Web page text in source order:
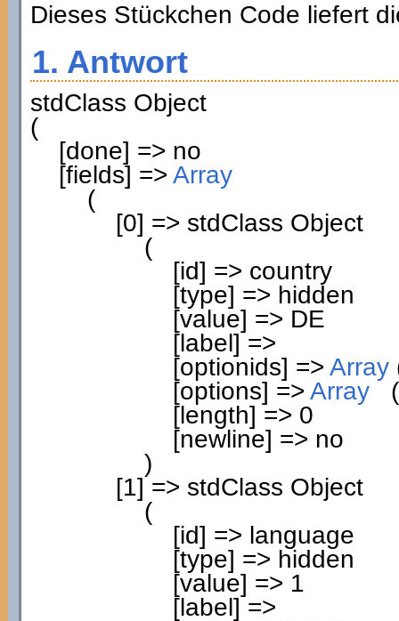
Dieses Stückchen Code liefert
1. Antwort
stdClass Object
(
[done] => no
[fields] => Array
(
[0] => stdClass Object
(
[id] => country
[type] => hidden
[value] => DE
[label] =>
[optionids] => Array
[options] => Array
(
[length] => 0
[newline] => no
)
[1] => stdClass Object
(
[id] => language
[type] => hidden
[value] => 1
[label] =>